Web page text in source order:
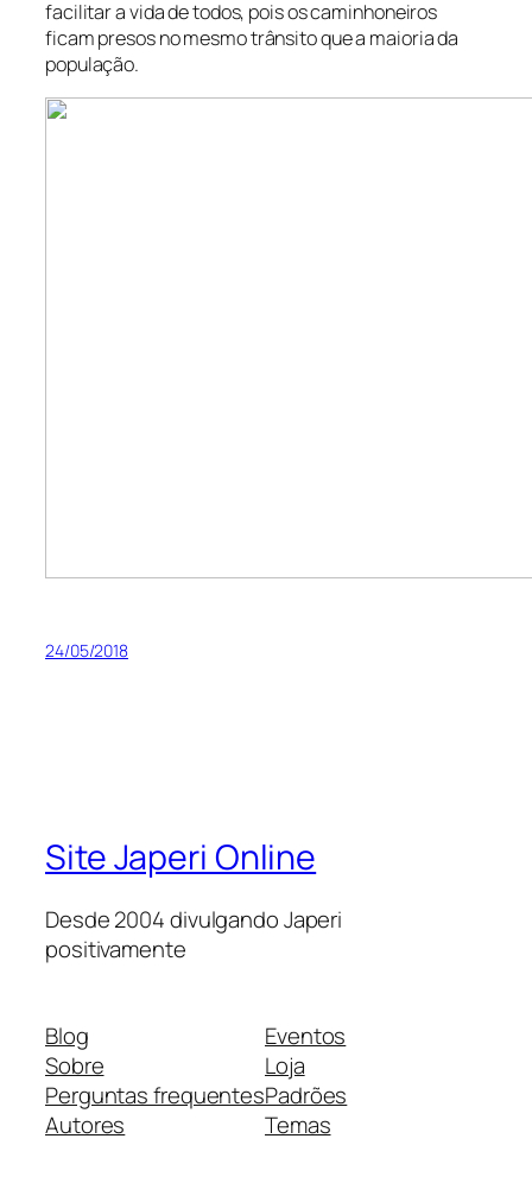
facilitar a vida de todos, pois os caminhoneiros
ficam presos no mesmo trânsito que a maioria da
população.
24/05/2018
Site Japeri Online
Desde 2004 divulgando Japeri
positivamente
Blog
Sobre
Perguntas frequentes
Autores
Eventos
Loja
Padrões
Temas